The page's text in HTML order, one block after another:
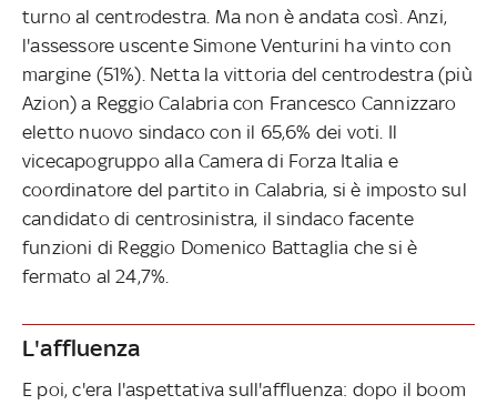
turno al centrodestra. Ma non è andata così. Anzi,
l'assessore uscente Simone Venturini ha vinto con
margine (51%). Netta la vittoria del centrodestra (più
Azion) a Reggio Calabria con Francesco Cannizzaro
eletto nuovo sindaco con il 65,6% dei voti. Il
vicecapogruppo alla Camera di Forza Italia e
coordinatore del partito in Calabria, si è imposto sul
candidato di centrosinistra, il sindaco facente
funzioni di Reggio Domenico Battaglia che si è
fermato al 24,7%.
L'affluenza
E poi, c'era l'aspettativa sull'affluenza: dopo il boom